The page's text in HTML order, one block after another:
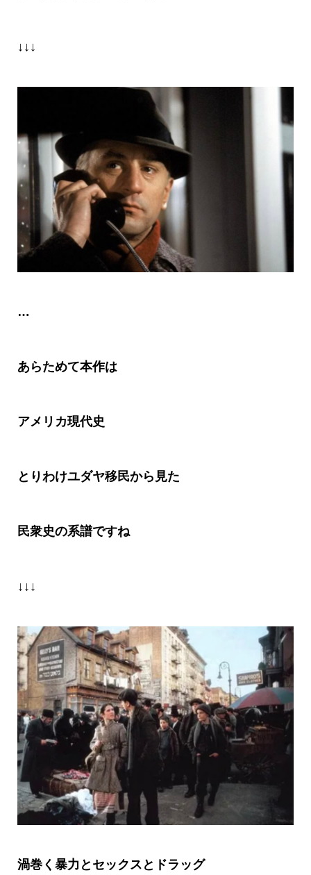
↓↓↓
…
あらためて本作は
アメリカ現代史
とりわけユダヤ移民から見た
民衆史の系譜ですね
↓↓↓
渦巻く暴力とセックスとドラッグ